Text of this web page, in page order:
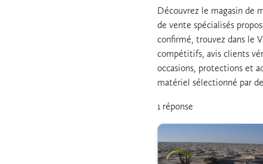
Découvrez le magasin de
de vente spécialisés
confirmé, trouvez dans le
compétitifs, avis clients
occasions, protections et
matériel sélectionné par
1 réponse